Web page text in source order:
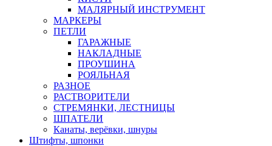
МАЛЯРНЫЙ ИНСТРУМЕНТ
МАРКЕРЫ
ПЕТЛИ
ГАРАЖНЫЕ
НАКЛАДНЫЕ
ПРОУШИНА
РОЯЛЬНАЯ
РАЗНОЕ
РАСТВОРИТЕЛИ
СТРЕМЯНКИ, ЛЕСТНИЦЫ
ШПАТЕЛИ
Канаты, верёвки, шнуры
Штифты, шпонки